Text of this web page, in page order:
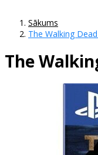
Sākums
The Walking
The